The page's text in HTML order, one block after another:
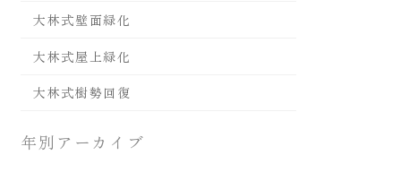
大林式壁面緑化
大林式屋上緑化
大林式樹勢回復
年別アーカイブ